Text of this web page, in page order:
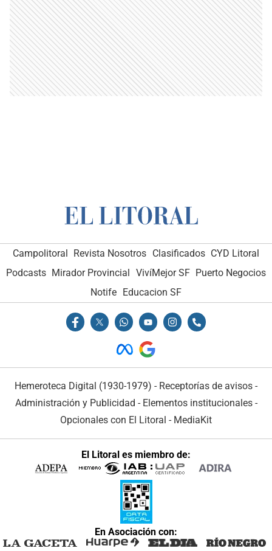
Campolitoral Revista Nosotros Clasificados CYD Litoral
Podcasts Mirador Provincial VivíMejor SF Puerto Negocios
Notife
Educacion SF
Hemeroteca Digital (1930-1979) - Receptorías de avisos -
Administración y Publicidad - Elementos institucionales-
Opcionales con El Litoral - MediaKit
El Litoral es miembro de:
En Asociación con: